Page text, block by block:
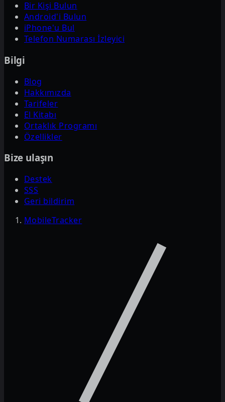
Bir Kişi Bulun
Android'i Bulun
iPhone'u Bul
Telefon Numarası İzleyici
Bilgi
Blog
Hakkımızda
Tarifeler
El Kitabı
Ortaklık Programı
Özellikler
Bize ulaşın
Destek
SSS
Geri bildirim
MobileTracker